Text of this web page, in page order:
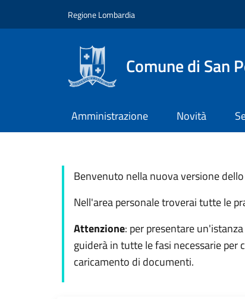
Regione Lombardia
Comune di San
Amministrazione Novità
Benvenuto nella nuova versione
Nell'area personale troverai tutte le
Attenzione: per presentare
guiderà in tutte le fasi necessarie
caricamento di documenti.